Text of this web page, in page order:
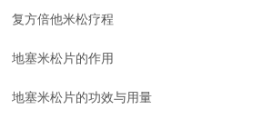
复方倍他米松疗程
地塞米松片的作用
地塞米松片的功效与用量